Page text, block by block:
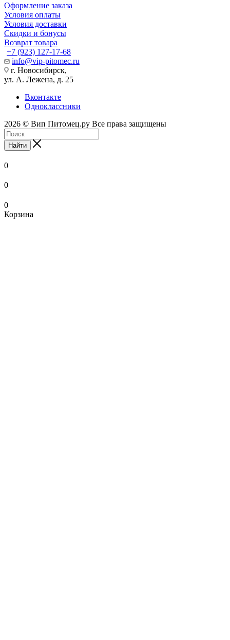
Оформление заказа
Условия оплаты
Условия доставки
Скидки и бонусы
Возврат товара
+7 (923) 127-17-68
info@vip-pitomec.ru
г. Новосибирск,
ул. А. Лежена, д. 25
Вконтакте
Одноклассники
2026 © Вип Питомец.ру Все права защищены
Найти
0
0
0
Корзина